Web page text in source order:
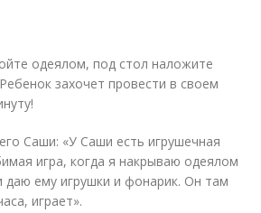
одеялом, под стол наложите
захочет провести в своем
Саши: «У Саши есть игрушечная
игра, когда я накрываю одеялом
даю ему игрушки и фонарик. Он там
играет».